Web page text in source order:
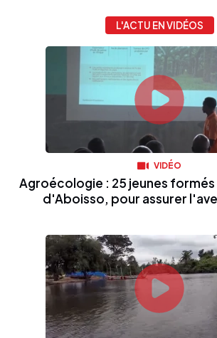
L'ACTU EN VIDÉOS
VIDÉO
Agroécologie : 25 jeunes formés
d'Aboisso, pour assurer